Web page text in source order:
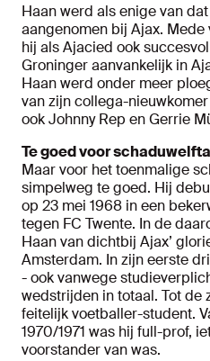
Haan werd als enige van
aangenomen bij Ajax.
hij als Ajacied ook
Groninger aanvankelijk in
Haan werd onder meer
van zijn collega-
ook Johnny Rep en Gerrie
Te goed voor
Maar voor het toenmalige
simpelweg te goed. Hij
op 23 mei 1968 in een
tegen FC Twente. In de
Haan van dichtbij Ajax’
Amsterdam. In zijn eerste
- ook vanwege
wedstrijden in totaal. Tot de
feitelijk voetballer-student.
1970/1971 was hij full-prof,
voorstander van was.